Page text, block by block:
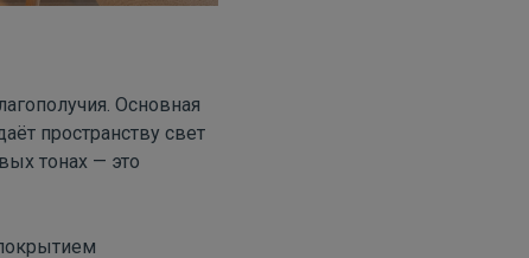
Основная
пространству свет
тонах — это